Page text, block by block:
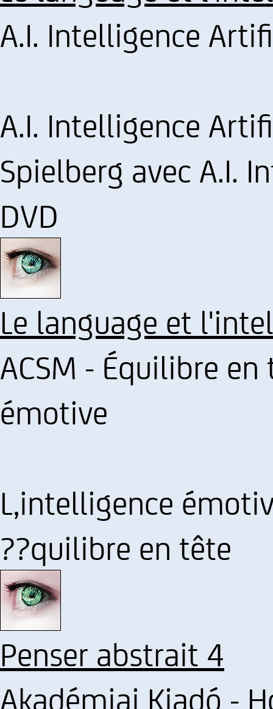
A.I. Intelligence
A.I. Intelligence
Spielberg avec A.I.
DVD
Le language et
ACSM - Équilibre
émotive
L,intelligence
??quilibre en tête
Penser abstrait 4
Akadémiai Kiadó -